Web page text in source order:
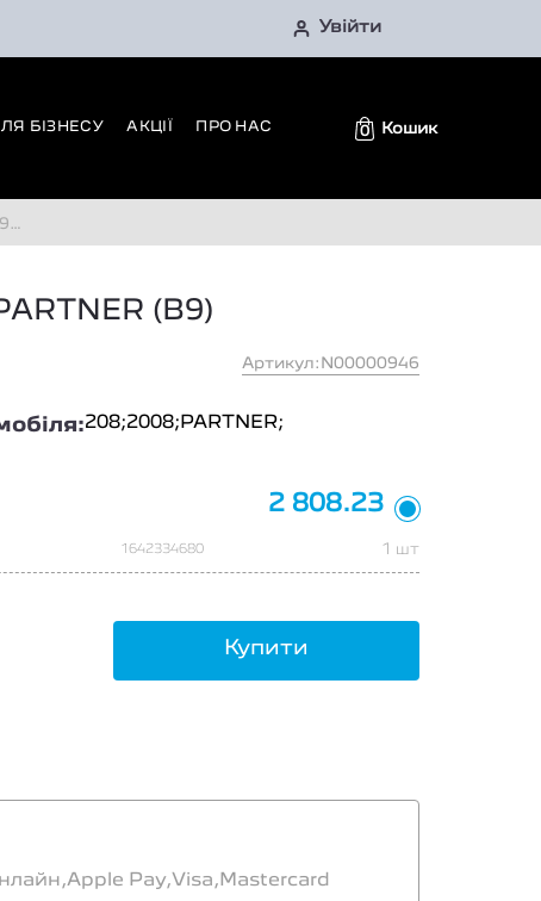
Увійти
БІЗНЕСУ АКЦІЇ ПРО НАС 0 Кошик
(B9)
Артикул:N00000946
208;2008; PARTNER;
2 808.23
1642334680 1 шт
Купити
Apple Pay,Visa, Mastercard